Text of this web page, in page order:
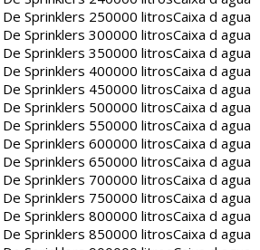
Sprinklers 250000 litrosCaixa d agua
Sprinklers 300000 litrosCaixa d agua
Sprinklers 350000 litrosCaixa d agua
Sprinklers 400000 litrosCaixa d agua
Sprinklers 450000 litrosCaixa d agua
Sprinklers 500000 litrosCaixa d agua
Sprinklers 550000 litrosCaixa d agua
Sprinklers 600000 litrosCaixa d agua
Sprinklers 650000 litrosCaixa d agua
Sprinklers 700000 litrosCaixa d agua
Sprinklers 750000 litrosCaixa d agua
Sprinklers 800000 litrosCaixa d agua
Sprinklers 850000 litrosCaixa d agua